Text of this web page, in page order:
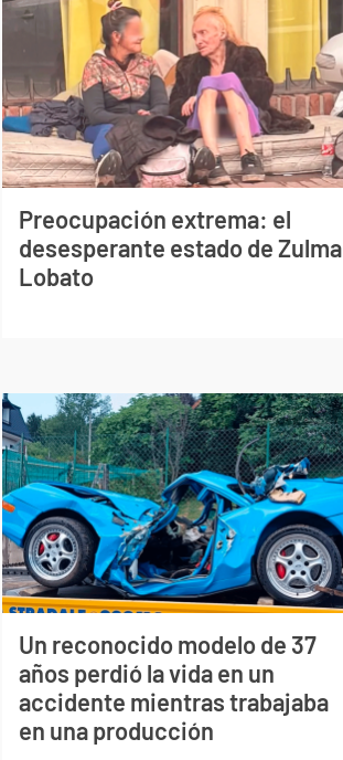
Preocupación extrema: el
desesperante estado de Zulma
Lobato
Un reconocido modelo de 37
años perdió la vida en un
accidente mientras trabajaba
en una producción